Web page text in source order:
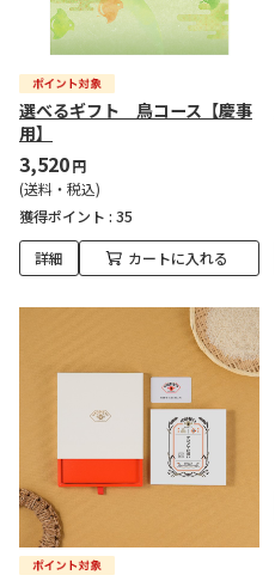
選べるギフト 鳥コース【慶事
用】
3,520円
(送料・税込)
獲得ポイント : 35
詳細 カートに入れる